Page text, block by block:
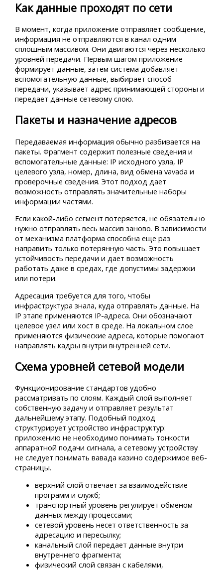
Как данные проходят по сети
В момент, когда приложение отправляет сообщение,
информация не отправляются в канал одним
сплошным массивом. Они двигаются через несколько
уровней передачи. Первым шагом приложение
формирует данные, затем система добавляет
вспомогательную данные, выбирает способ
передачи, указывает адрес принимающей стороны и
передает данные сетевому слою.
Пакеты и назначение адресов
Передаваемая информация обычно разбивается на
пакеты. Фрагмент содержит полезные сведения и
вспомогательные данные: IP исходного узла, IP
целевого узла, номер, длина, вид обмена vavada и
проверочные сведения. Этот подход дает
возможность отправлять значительные наборы
информации частями.
Если какой-либо сегмент потеряется, не обязательно
нужно отправлять весь массив заново. В зависимости
от механизма платформа способна еще раз
направить только потерянную часть. Это повышает
устойчивость передачи и дает возможность
работать даже в средах, где допустимы задержки
или потери.
Адресация требуется для того, чтобы
инфраструктура знала, куда отправлять данные. На
IP этапе применяются IP-адреса. Они обозначают
целевое узел или хост в среде. На локальном слое
применяются физические адреса, которые помогают
направлять кадры внутри внутренней сети.
Схема уровней сетевой модели
Функционирование стандартов удобно
рассматривать по слоям. Каждый слой выполняет
собственную задачу и отправляет результат
дальнейшему этапу. Подобный подход
структурирует устройство инфраструктур:
приложению не необходимо понимать тонкости
аппаратной подачи сигнала, а сетевому устройству
не следует понимать вавада казино содержимое веб-
страницы.
верхний слой отвечает за взаимодействие
программ и служб;
транспортный уровень регулирует обменом
данных между процессами;
сетевой уровень несет ответственность за
адресацию и пересылку;
канальный слой передает данные внутри
внутреннего фрагмента;
физический слой связан с кабелями,